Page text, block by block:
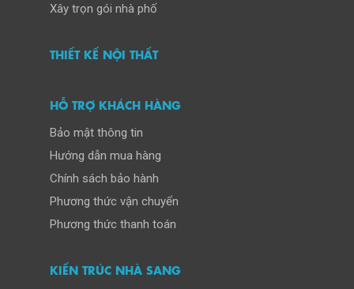
Xây trọn gói nhà phố
THIẾT KẾ NỘI THẤT
HỖ TRỢ KHÁCH HÀNG
Bảo mật thông tin
Hướng dẫn mua hàng
Chính sách bảo hành
Phương thức vận chuyển
Phương thức thanh toán
KIẾN TRÚC NHÀ SANG